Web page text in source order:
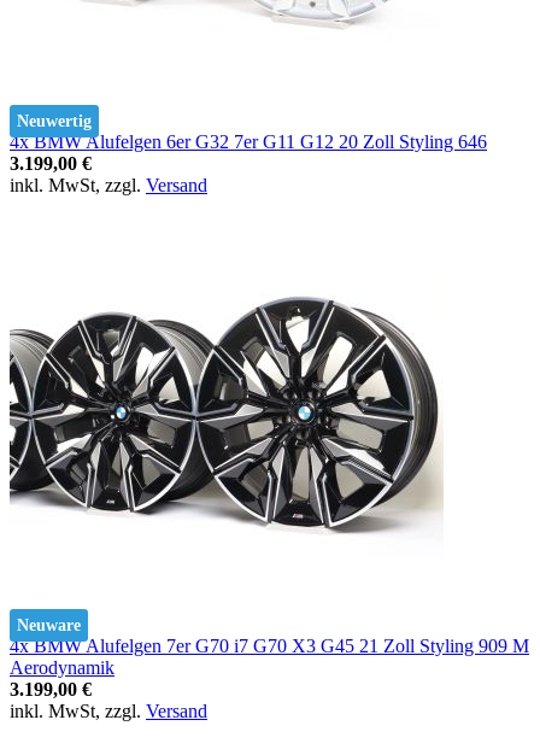
Neuwertig
4x BMW Alufelgen 6er G32 7er G11 G12 20 Zoll Styling 646
3.199,00 €
inkl. MwSt, zzgl. Versand
Neuware
4x BMW Alufelgen 7er G70 i7 G70 X3 G45 21 Zoll Styling 909 M
Aerodynamik
3.199,00 €
inkl. MwSt, zzgl. Versand